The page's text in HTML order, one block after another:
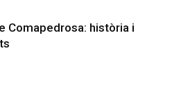
Comapedrosa: història i